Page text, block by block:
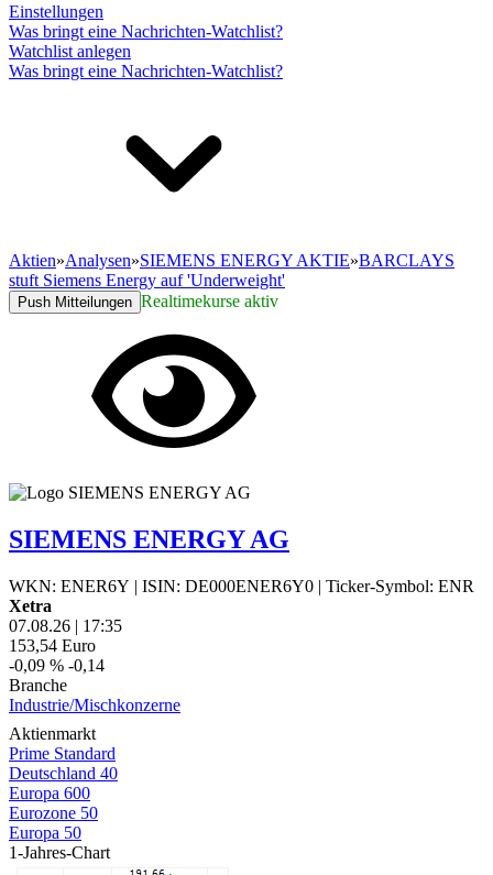
Einstellungen
Was bringt eine Nachrichten-Watchlist?
Watchlist anlegen
Was bringt eine Nachrichten-Watchlist?
Aktien»Analysen»SIEMENS ENERGY AKTIE»BARCLAYS
stuft Siemens Energy auf 'Underweight'
Push Mitteilungen Realtimekurse aktiv
SIEMENS ENERGY AG
WKN: ENER6Y | ISIN: DE000ENER6Y0 | Ticker-Symbol: ENR
Xetra
07.08.26 | 17:35
153,54 Euro
-0,09 % -0,14
Branche
Industrie/Mischkonzerne
Aktienmarkt
Prime Standard
Deutschland 40
Europa 600
Eurozone 50
Europa 50
1-Jahres-Chart